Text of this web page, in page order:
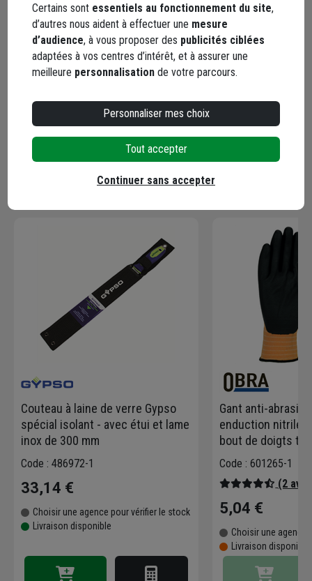
1 avis
5 / 5
Par Chantal A., SAINT-DENIS-D'OLERON
En complément
Couteau à laine de verre Gypso
spécial isolant - avec étui et lame
inox de 300 mm
Code : 486972-1
33,14 €
Choisir une agence pour vérifier le stock
Livraison disponible
Gant anti-
enduction nitrile
bout de doigts
Code : 601265-1
(2
5,04 €
Choisir une agence
Livraison
Certains sont essentiels au fonctionnement du site,
d’autres nous aident à effectuer une mesure
d’audience, à vous proposer des publicités ciblées
adaptées à vos centres d’intérêt, et à assurer une
meilleure personnalisation de votre parcours.
Personnaliser mes choix
Tout accepter
Continuer sans accepter